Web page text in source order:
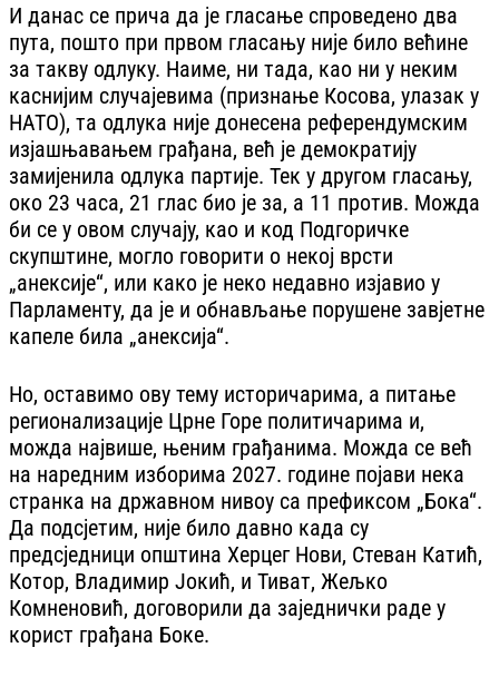
И данас се прича да је гласање спроведено два
пута, пошто при првом гласању није било већине
за такву одлуку. Наиме, ни тада, као ни у неким
каснијим случајевима (признање Косова, улазак у
НАТО), та одлука није донесена референдумским
изјашњавањем грађана, већ је демократију
замијенила одлука партије. Тек у другом гласању,
око 23 часа, 21 глас био је за, а 11 против. Можда
би се у овом случају, као и код Подгоричке
скупштине, могло говорити о некој врсти
„анексије“, или како је неко недавно изјавио у
Парламенту, да је и обнављање порушене завјетне
капеле била „анексија“.
Но, оставимо ову тему историчарима, а питање
регионализације Црне Горе политичарима и,
можда највише, њеним грађанима. Можда се већ
на наредним изборима 2027. године појави нека
странка на државном нивоу са префиксом „Бока“.
Да подсјетим, није било давно када су
предсједници општина Херцег Нови, Стеван Катић,
Котор, Владимир Јокић, и Тиват, Жељко
Комненовић, договорили да заједнички раде у
корист грађана Боке.